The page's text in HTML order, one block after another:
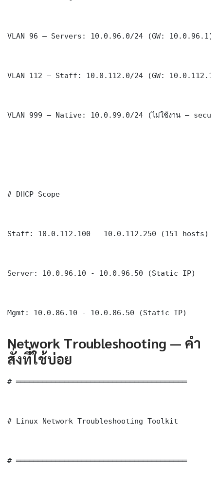
VLAN 96 — Servers: 10.0.96.0/24 (GW: 10.0.96.1)
VLAN 112 — Staff: 10.0.112.0/24 (GW: 10.0.112.1)
VLAN 999 — Native: 10.0.99.0/24 (ไม่ใช้งาน —
# DHCP Scope
Staff: 10.0.112.100 - 10.0.112.250 (151 hosts)
Server: 10.0.96.10 - 10.0.96.50 (Static IP)
Mgmt: 10.0.86.10 - 10.0.86.50 (Static IP)
Network Troubleshooting — คำ
สั่งที่ใช้บ่อย
# ═══════════════════════════════════════
# Linux Network Troubleshooting Toolkit
# ═══════════════════════════════════════